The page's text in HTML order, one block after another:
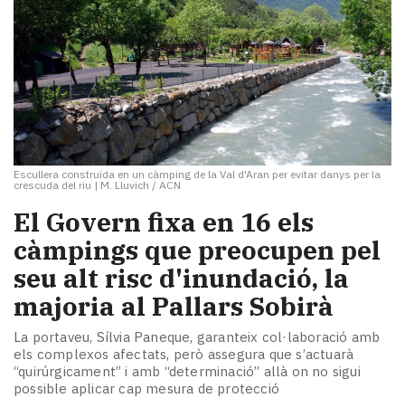
Escullera construïda en un càmping de la Val d'Aran per evitar danys per la
crescuda del riu | M. Lluvich / ACN
El Govern fixa en 16 els
càmpings que preocupen pel
seu alt risc d'inundació, la
majoria al Pallars Sobirà
La portaveu, Sílvia Paneque, garanteix col·laboració amb
els complexos afectats, però assegura que s’actuarà
“quirúrgicament” i amb “determinació” allà on no sigui
possible aplicar cap mesura de protecció